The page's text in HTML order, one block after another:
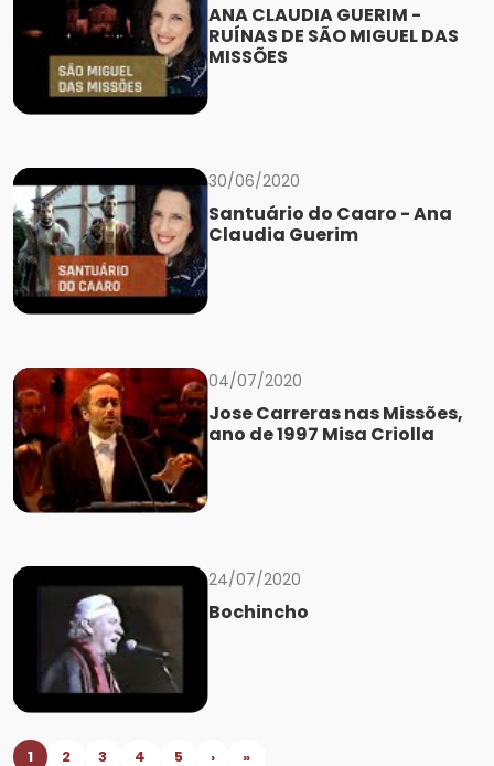
ANA CLAUDIA GUERIM -
RUÍNAS DE SÃO MIGUEL DAS
MISSÕES
30/06/2020
Santuário do Caaro - Ana
Claudia Guerim
04/07/2020
Jose Carreras nas Missões,
ano de 1997 Misa Criolla
24/07/2020
Bochincho
1 2 3 4 5 › »